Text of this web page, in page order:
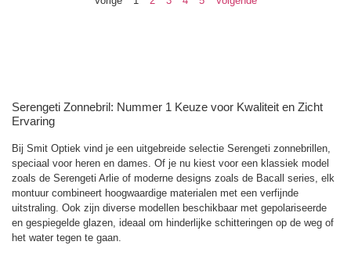
Serengeti Zonnebril: Nummer 1 Keuze voor Kwaliteit en Zicht
Ervaring
Bij Smit Optiek vind je een uitgebreide selectie Serengeti zonnebrillen,
speciaal voor heren en dames. Of je nu kiest voor een klassiek model
zoals de Serengeti Arlie of moderne designs zoals de Bacall series, elk
montuur combineert hoogwaardige materialen met een verfijnde
uitstraling. Ook zijn diverse modellen beschikbaar met gepolariseerde
en gespiegelde glazen, ideaal om hinderlijke schitteringen op de weg of
het water tegen te gaan.